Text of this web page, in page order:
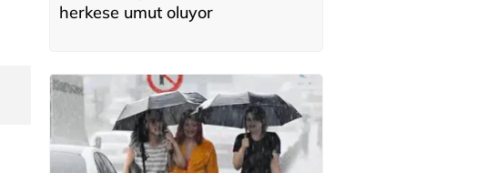
herkese umut oluyor